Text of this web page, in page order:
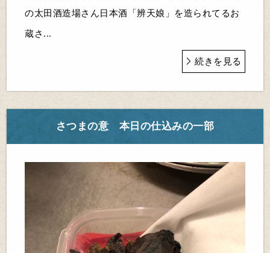
の太田酒造場さん日本酒「辨天娘」を造られてるお
蔵さ...
続きを見る
さつまの意 本日の仕込みの一部